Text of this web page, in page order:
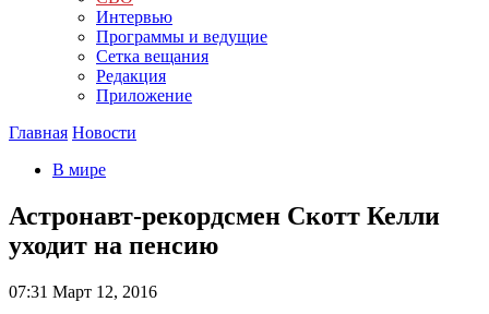
Интервью
Программы и ведущие
Сетка вещания
Редакция
Приложение
Главная Новости
В мире
Астронавт-рекордсмен Скотт Келли
уходит на пенсию
07:31 Март 12, 2016